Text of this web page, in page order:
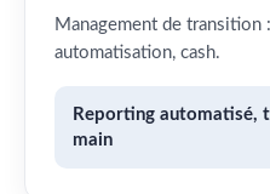
Management de
automatisation, cash.
Reporting automatisé,
main